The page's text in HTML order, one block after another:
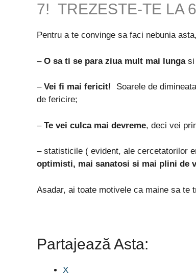
7! TREZESTE-TE LA
Pentru a te convinge sa faci nebunia
– O sa ti se para ziua mult mai lungasi
– Vei fi mai fericit!
Soarele de
de fericire;
– Te vei culca mai devreme, deci vei
– statisticile ( evident, ale cercetatorilor
optimisti, mai sanatosi si mai plini de
Asadar, ai toate motivele ca maine sa te
Partajează Asta:
X